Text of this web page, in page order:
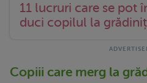
11 lucruri care se pot
duci copilul la
Copiii care merg la